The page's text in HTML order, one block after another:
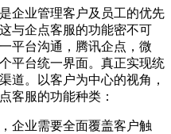
业管理客户及员工的优先
与企点客服的功能密不可
平台沟通，腾讯企点，微
平台统一界面。真正实现统
道。以客户为中心的视角，
客服的功能种类：
业需要全面覆盖客户触